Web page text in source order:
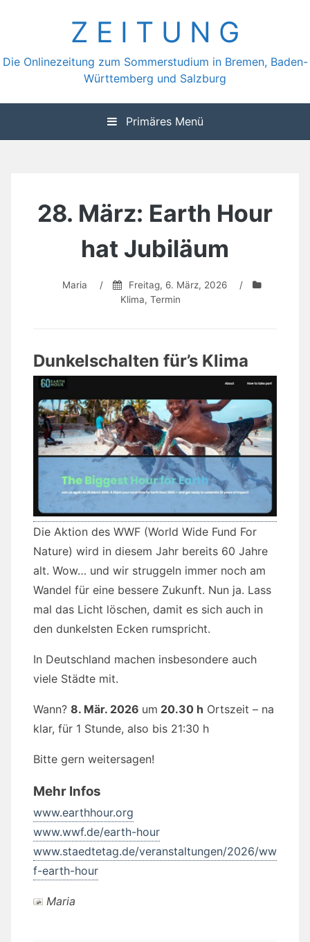
Z E I T U N G
Die Onlinezeitung zum Sommerstudium in Bremen, Baden-
Württemberg und Salzburg
Primäres Menü
28. März: Earth Hour
hat Jubiläum
Maria / Freitag, 6. März, 2026
/
Klima, Termin
Dunkelschalten für’s Klima
Die Aktion des WWF (World Wide Fund For
Nature) wird in diesem Jahr bereits 60 Jahre
alt. Wow… und wir struggeln immer noch am
Wandel für eine bessere Zukunft. Nun ja. Lass
mal das Licht löschen, damit es sich auch in
den dunkelsten Ecken rumspricht.
In Deutschland machen insbesondere auch
viele Städte mit.
Wann? 8. Mär. 2026 um 20.30 h Ortszeit – na
klar, für 1 Stunde, also bis 21:30 h
Bitte gern weitersagen!
Mehr Infos
www.earthhour.org
www.wwf.de/earth-hour
www.staedtetag.de/veranstaltungen/2026/ww
f-earth-hour
Maria